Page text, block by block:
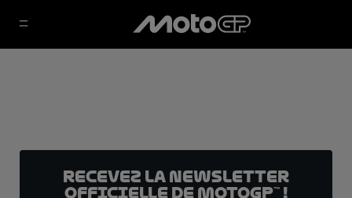
Recevez la Newsletter
officielle de MotoGP™ !